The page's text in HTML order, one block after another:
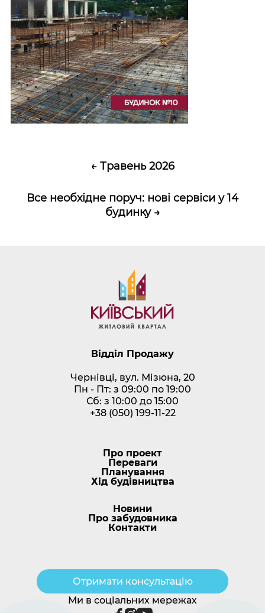
← Травень 2026
Все необхідне поруч: нові сервіси у 14
будинку →
Відділ Продажу
Чернівці, вул. Мізюна, 20
Пн - Пт: з 09:00 по 19:00
Сб: з 10:00 до 15:00
+38 (050) 199-11-22
Про проект
Переваги
Планування
Хід будівництва
Новини
Про забудовника
Контакти
Ми в соціальних мережах
Отримати консультацію